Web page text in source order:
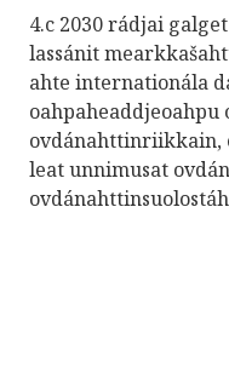
4.c 2030 rádjai
lassánit
ahte internationála
ovdánahttinriikkain,
leat unnimusat